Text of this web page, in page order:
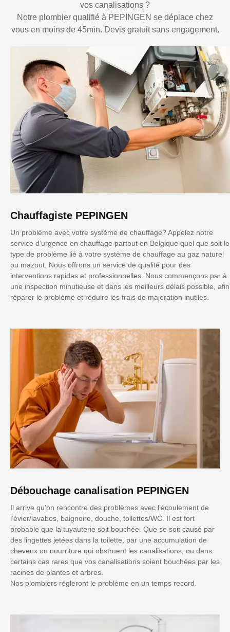
vos canalisations ?
Notre plombier qualifié à PEPINGEN se déplace chez
vous en moins de 45min. Devis gratuit sans engagement.
Chauffagiste PEPINGEN
Un problème avec votre système de chauffage? Appelez notre
service d’urgence en chauffage partout en Belgique quel que soit le
type de problème lié à votre système de chauffage au gaz naturel
ou mazout. Nous offrons un service de qualité pour des
interventions rapides et professionnelles. Nous commençons par à
une inspection minutieuse et dans les meilleurs délais possible, afin
réparer le problème et réduire les frais de majoration inutiles.
Débouchage canalisation PEPINGEN
Il arrive qu'on rencontre des problèmes avec l’écoulement de
l’évier/lavabos, baignoire, douche, toilettes/WC. Il est fort
probable que la tuyauterie soit bouchée. Que se soit causé par
des lingettes jetées dans la toilette, par une accumulation de
cheveux ou nourriture qui obstruent les canalisations, ou dans
certains cas rares que vos canalisations soient bouchées par les
racines de plantes et arbres.
Nos plombiers régleront le problème en un temps record.